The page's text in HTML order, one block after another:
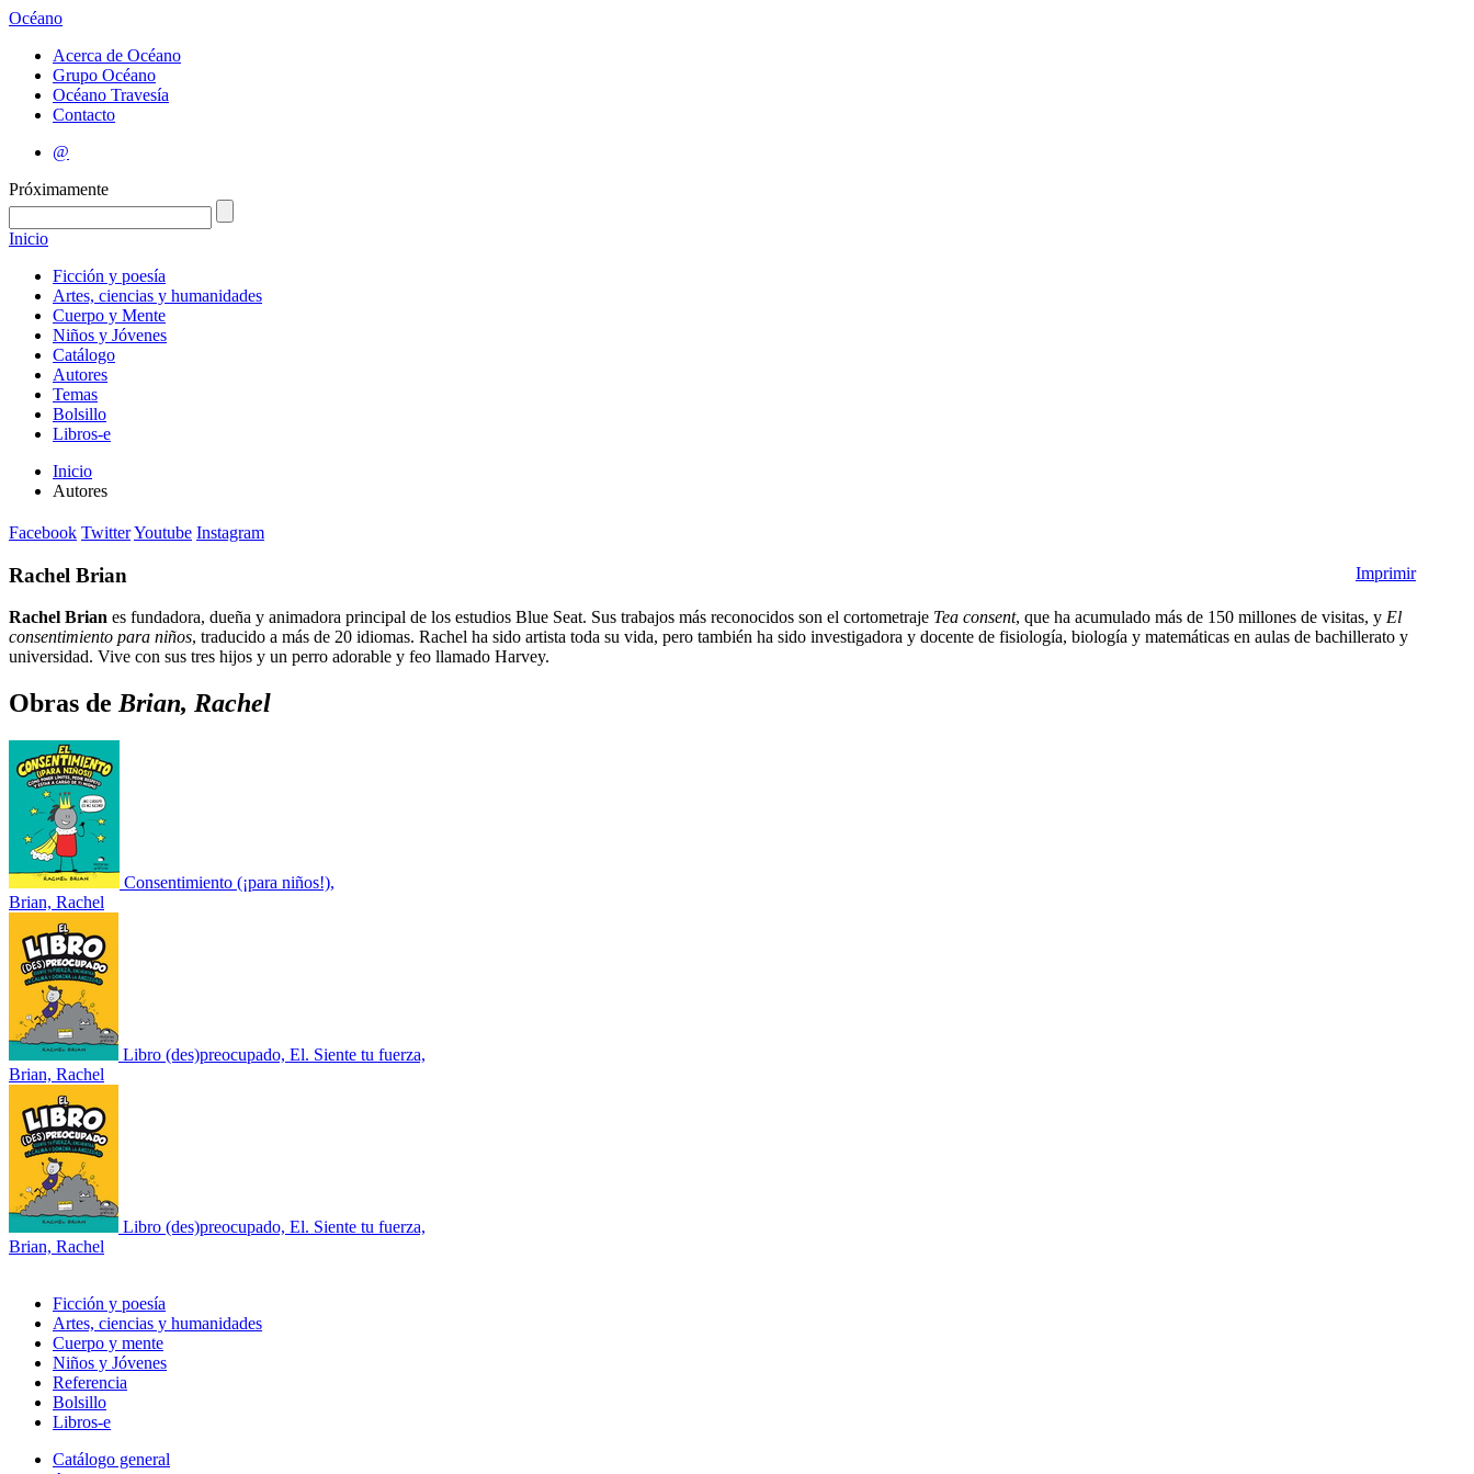
Océano
Acerca de Océano
Grupo Océano
Océano Travesía
Contacto
@
Próximamente
Inicio
Ficción y poesía
Artes, ciencias y humanidades
Cuerpo y Mente
Niños y Jóvenes
Catálogo
Autores
Temas
Bolsillo
Libros-e
Inicio
Autores
Facebook TwitterYoutube Instagram
Imprimir
Rachel Brian
Rachel Brian es fundadora, dueña y animadora principal de los estudios Blue Seat. Sus trabajos más reconocidos son el cortometraje Tea consent, que ha acumulado más de 150 millones de visitas, y El
consentimiento para niños, traducido a más de 20 idiomas. Rachel ha sido artista toda su vida, pero también ha sido investigadora y docente de fisiología, biología y matemáticas en aulas de bachillerato y
universidad. Vive con sus tres hijos y un perro adorable y feo llamado Harvey.
Obras deBrian, Rachel
Consentimiento (¡para niños!),
Brian, Rachel
Libro (des)preocupado, El. Siente tu fuerza,
Brian, Rachel
Libro (des)preocupado, El. Siente tu fuerza,
Brian, Rachel
Ficción y poesía
Artes, ciencias y humanidades
Cuerpo y mente
Niños y Jóvenes
Referencia
Bolsillo
Libros-e
Catálogo general